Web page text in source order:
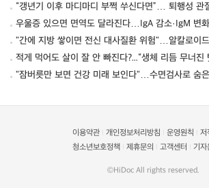
“갱년기 이후 마디마디 부쩍 쑤신다면”… 퇴행성 관
적게 먹어도 살이 잘 안 빠진다?...“생체 리듬 무너진
이용약관 개인정보처리방침 운영원칙
저
청소년보호정책
제휴문의 고객센터 기자
©HiDoc All rights reserved.